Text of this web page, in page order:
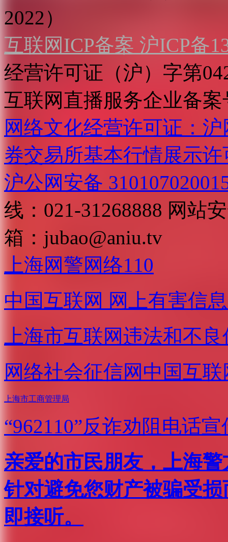
2022）
互联网ICP备案 沪ICP备
经营许可证（沪）字第
互联网直播服务企业备案
网络文化经营许可证：
券交易所基本行情展示许
沪公网安备
线：021-31268888 网站
箱： jubao@aniu.tv
上海网警网络110
中国互联网 网上有害信
上海市互联网违法和不
网络社会征信网 中国互
上海市工商管理局
“962110”反诈劝阻电话宣
亲爱的市民朋友，上海
针对避免您财产被骗受
即接听。